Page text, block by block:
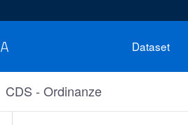
Dataset
CDS - Ordinanze